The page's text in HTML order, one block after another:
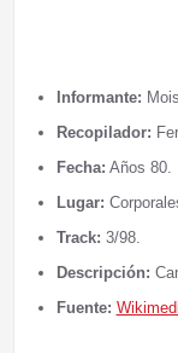
Informante:
Recopilador:
Fecha: Años 80.
Lugar:
Track: 3/98.
Descripción:
Fuente: